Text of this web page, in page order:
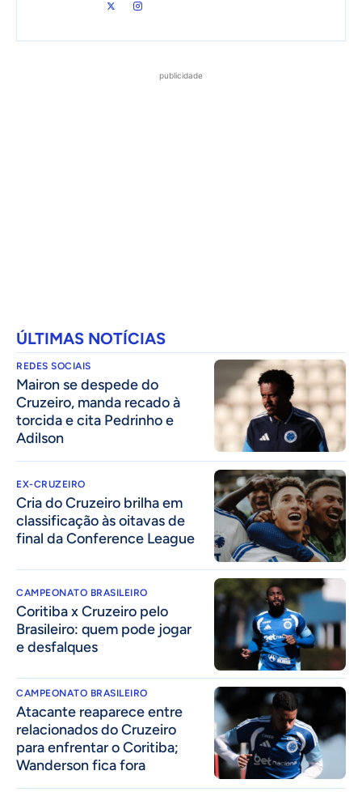
publicidade
ÚLTIMAS NOTÍCIAS
REDES SOCIAIS
Mairon se despede do
Cruzeiro, manda recado à
torcida e cita Pedrinho e
Adilson
EX-CRUZEIRO
Cria do Cruzeiro brilha em
classificação às oitavas de
final da Conference League
CAMPEONATO BRASILEIRO
Coritiba x Cruzeiro pelo
Brasileiro: quem pode jogar
e desfalques
CAMPEONATO BRASILEIRO
Atacante reaparece entre
relacionados do Cruzeiro
para enfrentar o Coritiba;
Wanderson fica fora